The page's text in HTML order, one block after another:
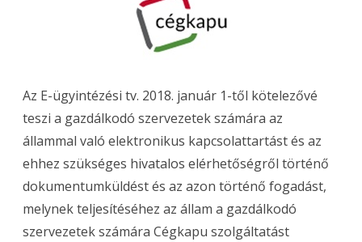
Az E-ügyintézési tv. 2018. január 1-től kötelezővé
teszi a gazdálkodó szervezetek számára az
állammal való elektronikus kapcsolattartást és az
ehhez szükséges hivatalos elérhetőségről történő
dokumentumküldést és az azon történő fogadást,
melynek teljesítéséhez az állam a gazdálkodó
szervezetek számára Cégkapu szolgáltatást